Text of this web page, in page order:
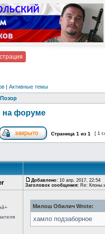
| Активные темы
Позор
на форуме
Страница 1 из 1 [ 1
Добавлено: 10 апр, 2017, 22:54
Заголовок сообщения: Re: Клоны
Милош Обилич Wrote:
хамло подзаборное